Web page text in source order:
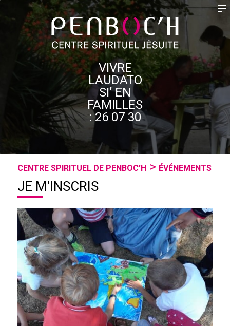
VIVRE
LAUDATO
SI’ EN
FAMILLES
: 26 07 30
CENTRE SPIRITUEL DE PENBOC'H ÉVÉNEMENTS
JE M'INSCRIS